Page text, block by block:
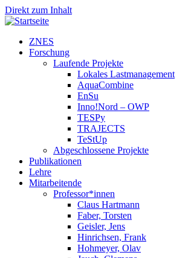
Direkt zum Inhalt
ZNES
Forschung
Laufende Projekte
Lokales Lastmanagement
AquaCombine
EnSu
Inno!Nord – OWP
TESPy
TRAJECTS
TeStUp
Abgeschlossene Projekte
Publikationen
Lehre
Mitarbeitende
Professor*innen
Claus Hartmann
Faber, Torsten
Geisler, Jens
Hinrichsen, Frank
Hohmeyer, Olav